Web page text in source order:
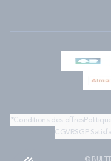
*Conditions des offres
CGV RSGP